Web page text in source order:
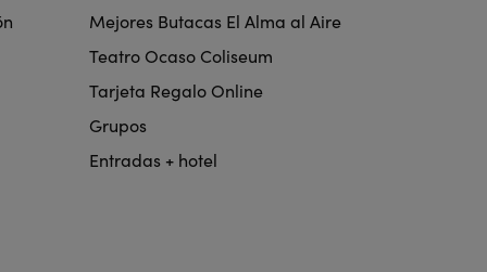
Mejores Butacas El Alma al Aire
Teatro Ocaso Coliseum
Tarjeta Regalo Online
Grupos
Entradas + hotel